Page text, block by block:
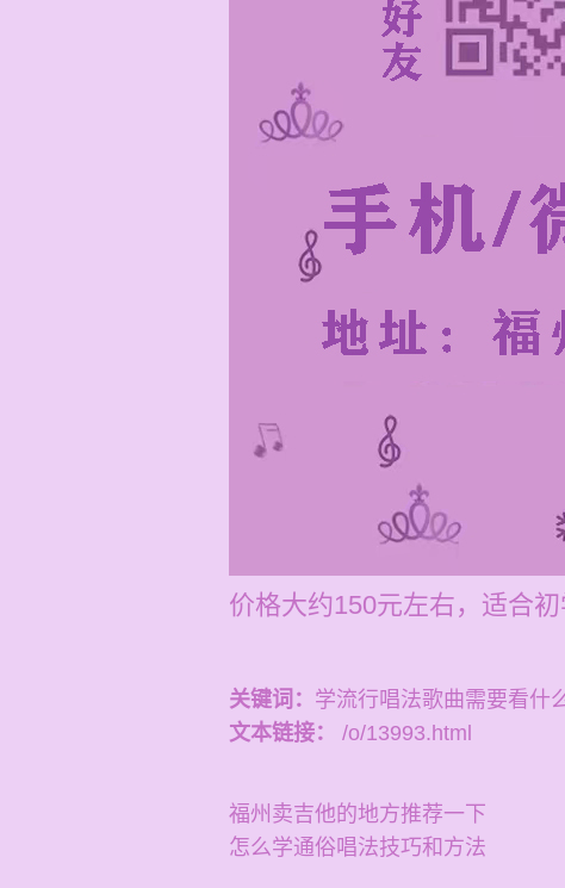
价格大约150元左右，适合初
关键词： 学流行唱法歌曲需要看什
文本链接：
/o/13993.html
福州卖吉他的地方推荐一下
怎么学通俗唱法技巧和方法